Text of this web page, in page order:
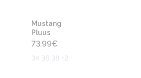
Mustang
Pluus
73.99€
34 36 38 +2